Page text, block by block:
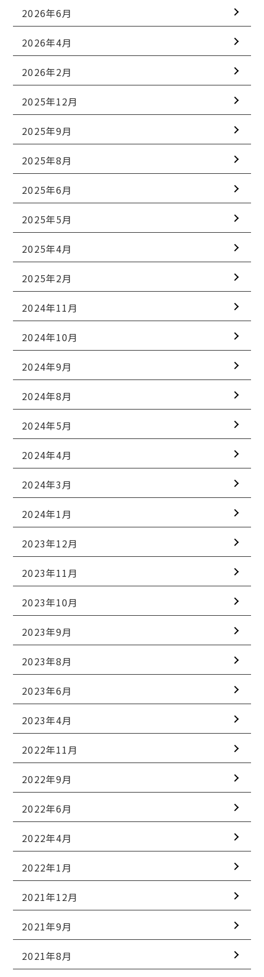
2026年6月
2026年4月
2026年2月
2025年12月
2025年9月
2025年8月
2025年6月
2025年5月
2025年4月
2025年2月
2024年11月
2024年10月
2024年9月
2024年8月
2024年5月
2024年4月
2024年3月
2024年1月
2023年12月
2023年11月
2023年10月
2023年9月
2023年8月
2023年6月
2023年4月
2022年11月
2022年9月
2022年6月
2022年4月
2022年1月
2021年12月
2021年9月
2021年8月